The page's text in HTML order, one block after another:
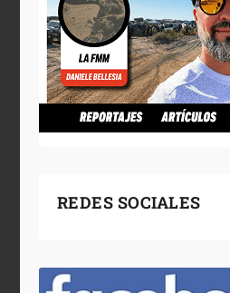
REDES SOCIALES